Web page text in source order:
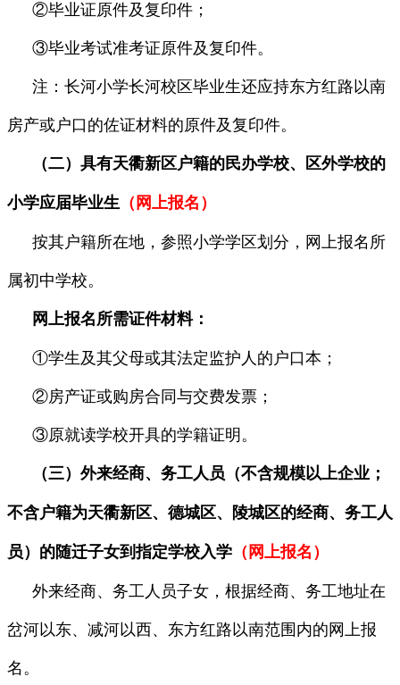
②毕业证原件及复印件；
③毕业考试准考证原件及复印件。
注：长河小学长河校区毕业生还应持东方红路以南
房产或户口的佐证材料的原件及复印件。
（二）具有天衢新区户籍的民办学校、区外学校的
小学应届毕业生 （网上报名）
按其户籍所在地，参照小学学区划分，网上报名所
属初中学校。
网上报名所需证件材料：
①学生及其父母或其法定监护人的户口本；
②房产证或购房合同与交费发票；
③原就读学校开具的学籍证明。
（三）外来经商、务工人员（不含规模以上企业；
不含户籍为天衢新区、德城区、陵城区的经商、务工人
员）的随迁子女到指定学校入学 （网上报名）
外来经商、务工人员子女，根据经商、务工地址在
岔河以东、减河以西、东方红路以南范围内的网上报
名。